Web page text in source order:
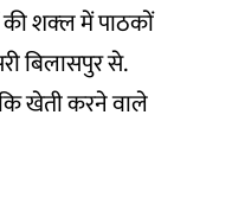
शक्‍ल में पाठकों
बिलासपुर से.
खेती करने वाले